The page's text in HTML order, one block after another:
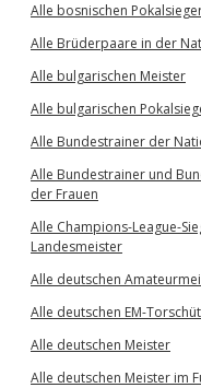
Alle bosnischen
Alle Brüderpaare in der
Alle bulgarischen Meister
Alle bulgarischen
Alle Bundestrainer der
Alle Bundestrainer und
der Frauen
Alle Champions-League-
Landesmeister
Alle deutschen
Alle deutschen EM-
Alle deutschen Meister
Alle deutschen Meister im